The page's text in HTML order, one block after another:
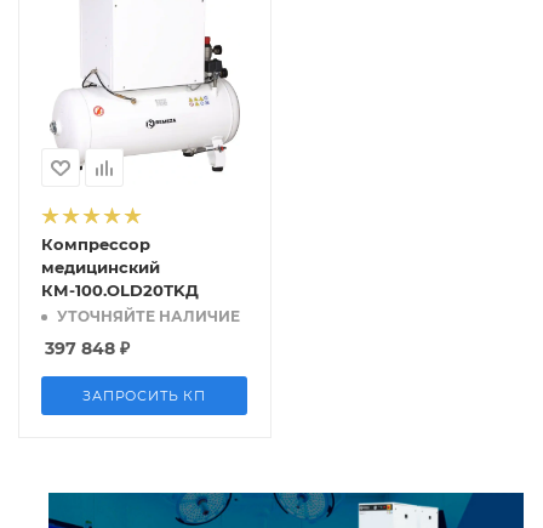
Компрессор
медицинский
КМ-100.OLD20ТKД
УТОЧНЯЙТЕ НАЛИЧИЕ
397 848 ₽
ЗАПРОСИТЬ КП